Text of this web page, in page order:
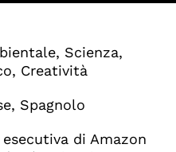
Scienza,
Creatività
Spagnolo
di Amazon